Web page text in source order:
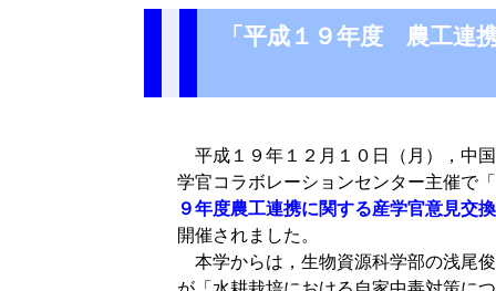
「平成１９年度 農工連
平成１９年１２月１０日（月），中
学官コラボレーションセンター主催で「
９年度農工連携に関する産学官意見交
開催されました。
本学からは，生物資源科学部の浅尾